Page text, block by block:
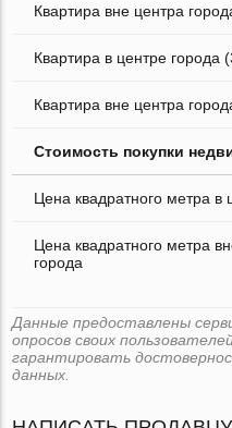
Квартира вне центра
Квартира в центре города
Квартира вне центра
Стоимость покупки
Цена квадратного метра в
Цена квадратного метра
города
Данные предоставлены
опросов своих
гарантировать
данных.